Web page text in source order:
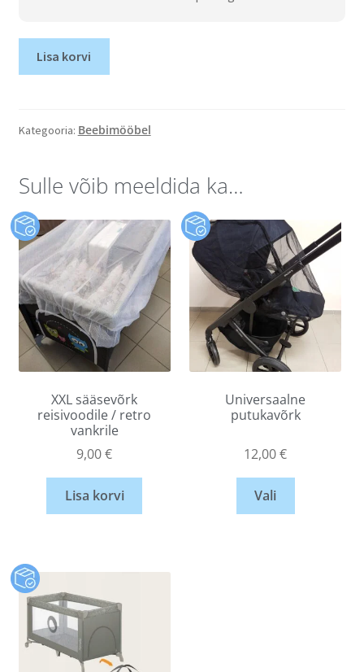
Lisa korvi
Kategooria: Beebimööbel
Sulle võib meeldida ka…
XXL sääsevõrk
reisivoodile / retro
vankrile
9,00€
Lisa korvi
Universaalne
putukavõrk
12,00€
Vali